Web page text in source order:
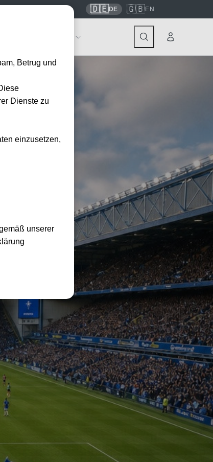
contact@tickwell-travel.de 🇩🇪DE 🇬🇧EN
Betrug und
Dienste zu
einzusetzen,
unserer